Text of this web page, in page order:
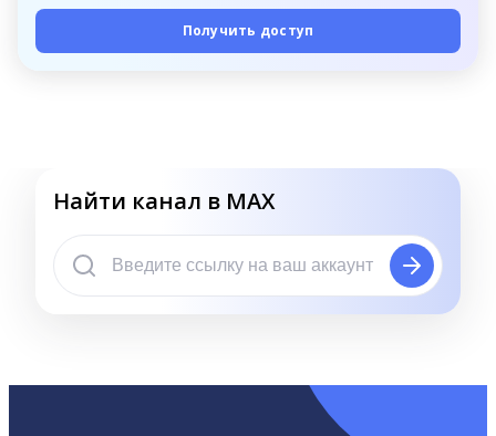
Получить доступ
Найти канал в MAX